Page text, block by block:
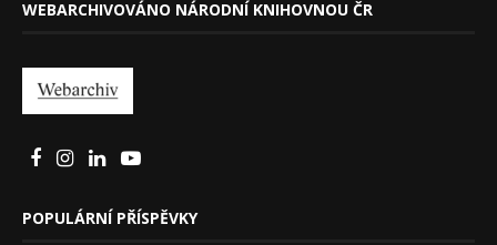
WEBARCHIVOVÁNO NÁRODNÍ KNIHOVNOU ČR
POPULÁRNÍ PŘÍSPĚVKY